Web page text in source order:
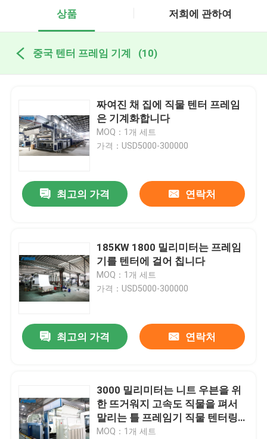
상품 저희에 관하여
중국 텐터 프레임 기계 (10)
짜여진 채 집에 직물 텐터 프레임
은 기계화합니다
MOQ：1개 세트
가격：USD5000-300000
최고의 가격 연락처
185KW 1800 밀리미터는 프레임
기를 텐터에 걸어 칩니다
MOQ：1개 세트
가격：USD5000-300000
최고의 가격 연락처
3000 밀리미터는 니트 우븐을 위
한 뜨거워지 고속도 직물을 펴서
말리는 틀 프레임기 직물 텐터링을
기름을 칩니다
MOQ：1개 세트